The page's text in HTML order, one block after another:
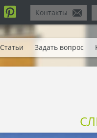
Контакты
Статьи Задать вопрос